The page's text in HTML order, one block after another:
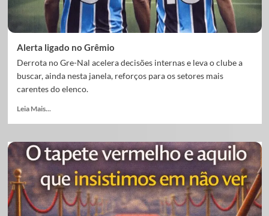
Alerta ligado no Grêmio
Derrota no Gre-Nal acelera decisões internas e leva o clube a
buscar, ainda nesta janela, reforços para os setores mais
carentes do elenco.
Leia Mais...